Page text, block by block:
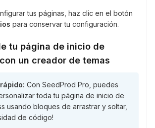
tus páginas, haz clic en el botón
para conservar tu configuración.
tu página de inicio de
un creador de temas
Con SeedProd Pro, puedes
toda tu página de inicio de
usando bloques de arrastrar y soltar,
de código!